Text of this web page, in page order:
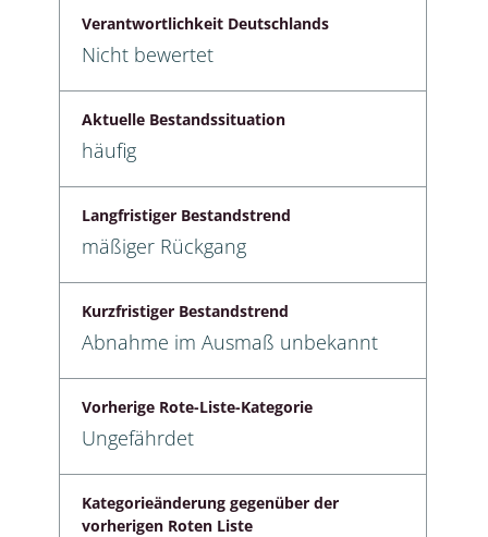
Verantwortlichkeit Deutschlands
Nicht bewertet
Aktuelle Bestandssituation
häufig
Langfristiger Bestandstrend
mäßiger Rückgang
Kurzfristiger Bestandstrend
Abnahme im Ausmaß unbekannt
Vorherige Rote-Liste-Kategorie
Ungefährdet
Kategorieänderung gegenüber der
vorherigen Roten Liste